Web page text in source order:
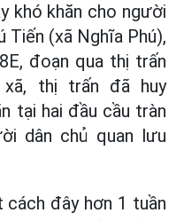
khó khăn cho người
Tiến (xã Nghĩa Phú),
đoạn qua thị trấn
xã, thị trấn đã huy
tại hai đầu cầu tràn
dân chủ quan lưu
cách đây hơn 1 tuần